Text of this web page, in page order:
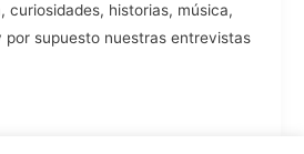
curiosidades, historias, música,
supuesto nuestras entrevistas